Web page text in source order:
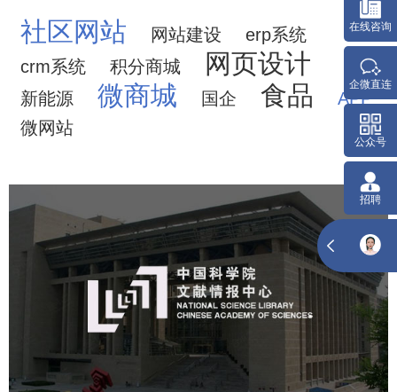
社区网站 网站建设
erp系统
crm系统
积分商城 网页设计
新能源 微商城 国企 食品
APP
微网站
中国科学院文献情报中心
网站建设 虚拟展厅
数字博物馆建设
展厅空间设计
产品展厅设计